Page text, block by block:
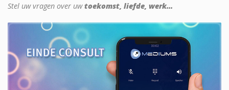
Stel uw vragen over uwtoekomst, liefde, werk...